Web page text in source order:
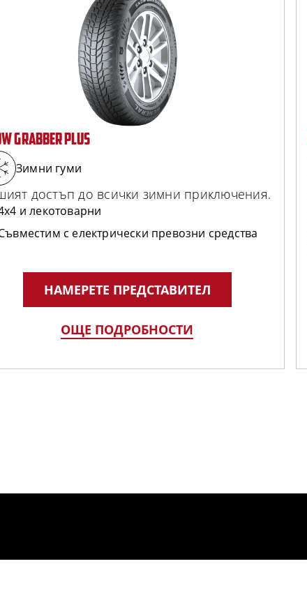
GRABBER PLUS
Зимни гуми
достъп до всички зимни приключения.
и лекотоварни
с електрически превозни средства
НАМЕРЕТЕ ПРЕДСТАВИТЕЛ
ОЩЕ ПОДРОБНОСТИ